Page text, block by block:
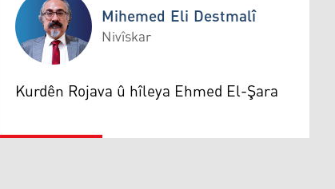
Mihemed Eli Destmalî
Mihemed Eli Destmalî
Nivîskar
Kurdên Rojava û hîleya Ehmed El-Şara